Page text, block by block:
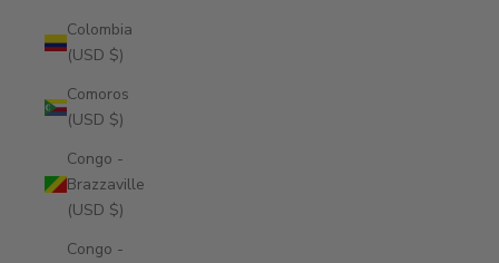
Colombia
(USD $)
Comoros
(USD $)
Congo -
Brazzaville
(USD $)
Congo -